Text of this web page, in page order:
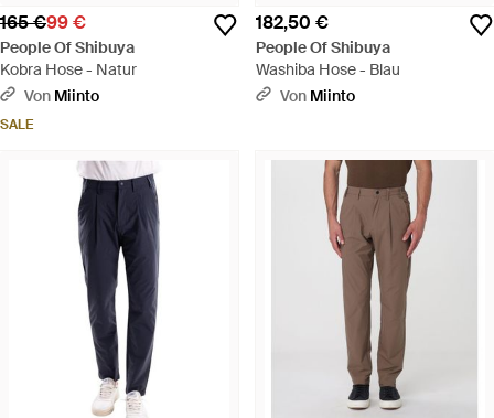
165 €99 €
People Of Shibuya
Kobra Hose - Natur
Von Miinto
SALE
182,50 €
People Of Shibuya
Washiba Hose - Blau
Von Miinto